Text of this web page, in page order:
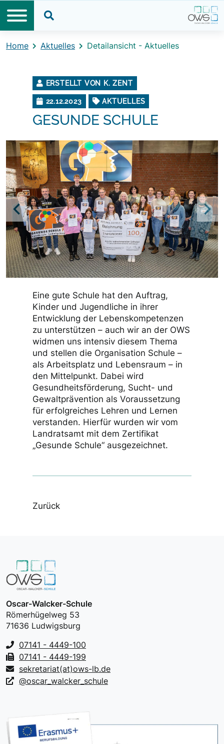
Home Aktuelles Detailansicht - Aktuelles
ERSTELLT VON K. ZENT
22.12.2023 AKTUELLES
GESUNDE SCHULE
Previous
Eine gute Schule hat den Auftrag,
Kinder und Jugendliche in ihrer
Entwicklung der Lebenskompetenzen
zu unterstützen – auch wir an der OWS
widmen uns intensiv diesem Thema
und stellen die Organisation Schule –
als Arbeitsplatz und Lebensraum – in
den Mittelpunkt. Dabei wird
Gesundheitsförderung, Sucht- und
Gewaltprävention als Voraussetzung
für erfolgreiches Lehren und Lernen
verstanden. Hierfür wurden wir vom
Landratsamt mit dem Zertifikat
„Gesunde Schule“ ausgezeichnet.
Zurück
Oscar-Walcker-Schule
Römerhügelweg 53
71636 Ludwigsburg
07141 - 4449-100
07141 - 4449-199
sekretariat(at)ows-lb.de
@oscar_walcker_schule